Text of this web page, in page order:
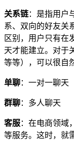
关系链：是指用户
系、双向的好友关
区别，用户只有在
天才能建立。对于
等等），可以很自
单聊：一对一聊天
群聊：多人聊天
客服：在电商领域
等服务。这时，就